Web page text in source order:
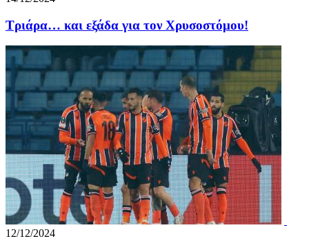
Τριάρα… και εξάδα για τον Χρυσοστόμου!
12/12/2024